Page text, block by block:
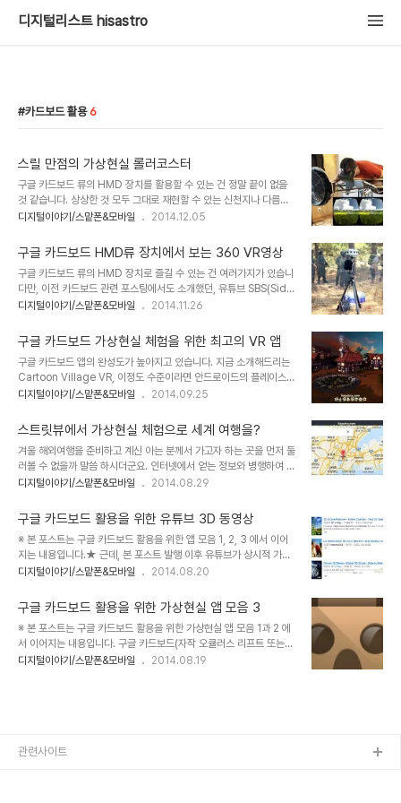
디지털리스트 hisastro
카드보드 활용 6
스릴 만점의 가상현실 롤러코스터
구글 카드보드 류의 HMD 장치를 활용할 수 있는 건 정말 끝이 없을
것 같습니다. 상상한 것 모두 그대로 재현할 수 있는 신천지나 다름없
는... GoPro 형태의 카메라가 보편화되면 원거리의 부동산을 직접 방
는 것 정도는 기본적으로 가능하게 됩니다. 뭐~ 이미 스트릿뷰를 통해
서 또는 별도의 앱만 설치해도 가능한 일이긴 합니다. 이미지 출처:
www.engadget.com, www.dailymail.co.uk 합성 제가 기대
감을 갖는 건 HMD 장치를 활용한 가까운 미래의 오락실? 게임방? ^^
영화관의 4D 형태가 HMD장치와 결합하여 여가를 즐길 수 있는 공
www.vr-c..
디지털이야기/스맡폰&모바일 2014.12.05
구글 카드보드 HMD류 장치에서 보는 360 VR영상
구글 카드보드 류의 HMD 장치로 즐길 수 있는 건 여러가지가 있습니
다만, 이전 카드보드 관련 포스팅에서도 소개했던, 유튜브 SBS(Side
By Side) 3D 영상이 그 중 가장 간단한 활용법이 아닐까 생각합니
HMD 기능의 30%도 활용하지 못하는 겁니다. 'GoPro'라고 하는
HMD전용 카메라로 촬영된 360 VR영상이야 말로 HMD를 100%
활용할 수 있는 가장 적합한 영상이라 할 수 있습니다. 이미지 출처:
gigaom.com / HMD용 영화 제작 모습 참고로 HMD용 영화도
360 VR 영상을 의미합니다. 360 VR 영상은 스마트폰의 자이로스
..
디지털이야기/스맡폰&모바일 2014.11.26
구글 카드보드 가상현실 체험을 위한 최고의 VR 앱
구글 카드보드 앱의 완성도가 높아지고 있습니다. 지금 소개해드리는
Cartoon Village VR, 이정도 수준이라면 안드로이드의 플레이스토
어 수익 창출의 물꼬가 트일 수 있겠다고 판단될 정도입니다. 구글 카
시길 권합니다. 이전까지 이곳 블로그에서 발행하여 소개해드렸던 카
드보드 용 초기 앱들과는 확실히 다릅니다. 가상현실 시대의 개막삼성
기어VR이 부럽지 않은 ColorCross삼성 기어 VR에 대한 구글의 생
각은?구글 카드보드 추천 게임 Swivel Gun LogRide카드보드 처럼
옴니(Omni)를 만드는건 어려울까요?나무로 만든 구글 카드보드스트
모바일 크롬 웹브라..
디지털이야기/스맡폰&모바일 2014.09.25
스트릿뷰에서 가상현실 체험으로 세계 여행을?
겨울 해외여행을 준비하고 계신 아는 분께서 가고자 하는 곳을 먼저 둘
러볼 수 없을까 말씀 하시더군요. 인터넷에서 얻는 정보와 병행하여 직
접 거리모습을 보고 싶다는 겁니다. 생각해 보니 어렵지 않게 구글 카
어쩌면 이번 포스트는 그 분을 위한 내용일 수도 있겠네요.잠시 만나
구글 카드보드를 보여드렸었는데, 얼마나 재밌고 신기해 하시던지...
^^ 시간 내어 하나 만들어드리기로 했습니다. ^^ 좀 힘들겠지만...ㅠ.ㅠ
암튼 기존 스트릿뷰 화면을 구글 카드보드로 가상현실 처럼 볼 수 있다
는 걸 생각하면 정말이지 놀랍고 또 이걸 좋아하는 지인께 알려드리려
드 앱에서 보았던 스트릿뷰가..
디지털이야기/스맡폰&모바일 2014.08.29
구글 카드보드 활용을 위한 유튜브 3D 동영상
※ 본 포스트는 구글 카드보드 활용을 위한 앱 모음 1, 2, 3 에서 이어
지는 내용입니다.★ 근데, 본 포스트 발행 이후 유튜브가 상시적 가상
모드 지원되는 것으로 업데이트되었습니다. 자세한 내용은 아래 링크
구글 카드보드(일명 자작 오큘러스 리프트)를 제대로 활용할 앱이 현
재는 많이 부족한 상황입니다. 이전 포스트에서 앱들을 소개해 드리기
도 했습니다만, 실제로 구글에서 만든 카드보드 앱을 포함해 몇몇 괜찮
은 앱을 사용해 보고 나면 제대로 즐길만한 것이 별로 없습니다. 구글
에서 개발소스를 공개했으니 곧 많은 앱들이 쏟아지긴 하겠지만..그래
디지털이야기/스맡폰&모바일 2014.08.20
구글 카드보드 활용을 위한 가상현실 앱 모음 3
※ 본 포스트는 구글 카드보드 활용을 위한 가상현실 앱 모음 1과 2 에
서 이어지는 내용입니다. 구글 카드보드(자작 오큘러스 리프트 또는
Dive) 활용을 위한 앱모음 소개 마지막입니다. 포스트 작성에 따른 시
같은 카드보드 또는 Dive 등의 장치를 지칭)를 접했을 때의 느낌은 없
디지털이야기/스맡폰&모바일 2014.08.19
관련사이트